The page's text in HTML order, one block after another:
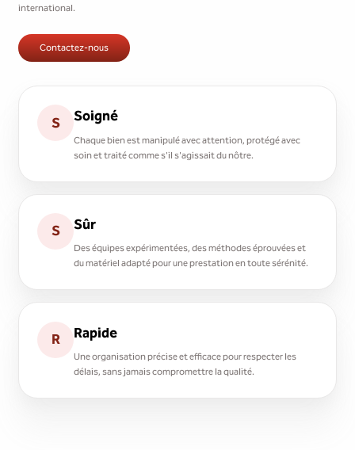
international.
Contactez-nous
S Soigné
Chaque bien est manipulé avec attention, protégé avec
soin et traité comme s'il s'agissait du nôtre.
S Sûr
Des équipes expérimentées, des méthodes éprouvées et
du matériel adapté pour une prestation en toute sérénité.
R Rapide
Une organisation précise et efficace pour respecter les
délais, sans jamais compromettre la qualité.